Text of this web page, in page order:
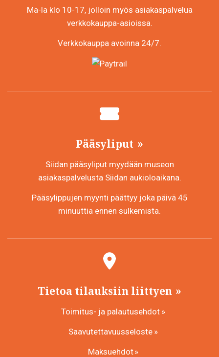
Ma-la klo 10-17, jolloin myös asiakaspalvelua
verkkokauppa-asioissa.
Verkkokauppa avoinna 24/7.
Pääsyliput
Siidan pääsyliput myydään museon
asiakaspalvelusta Siidan aukioloaikana.
Pääsylippujen myynti päättyy joka päivä 45
minuuttia ennen sulkemista.
Tietoa tilauksiin liittyen
Toimitus- ja palautusehdot
Saavutettavuusseloste
Maksuehdot